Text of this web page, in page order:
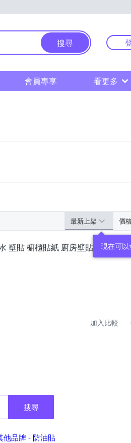
搜尋
會員專享 看更多
最新上架 價
現在可
壁貼 櫥櫃貼紙 廚房壁貼 (mina百
加入比較
搜尋
他品牌 - 防油貼